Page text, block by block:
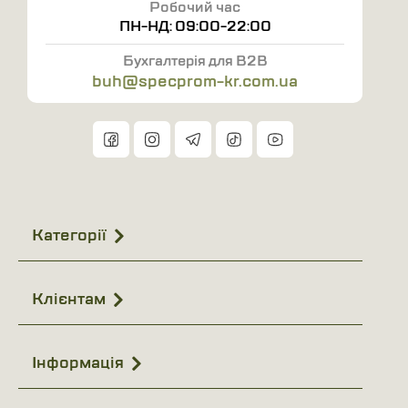
Манжети для ніг посилені міцним матеріалом
для полегшення чищення.
Розмір: 46-60
Технічні характеристики: Призначення: Загальні
роботи Стать: Чоловіча Сезон: 4 сезони Колір: Сірий з
Робочий час
ПН-НД: 09:00-22:00
Бухгалтерія для B2B
buh@specprom-kr.com.ua
Категорії
Клієнтам
Інформація